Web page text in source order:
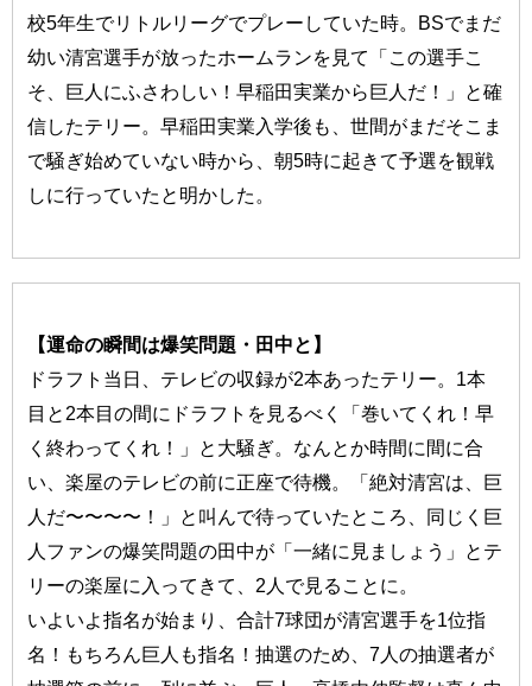
校5年生でリトルリーグでプレーしていた時。BSでまだ
幼い清宮選手が放ったホームランを見て「この選手こ
そ、巨人にふさわしい！早稲田実業から巨人だ！」と確
信したテリー。早稲田実業入学後も、世間がまだそこま
で騒ぎ始めていない時から、朝5時に起きて予選を観戦
しに行っていたと明かした。
【運命の瞬間は爆笑問題・田中と】
ドラフト当日、テレビの収録が2本あったテリー。1本
目と2本目の間にドラフトを見るべく「巻いてくれ！早
く終わってくれ！」と大騒ぎ。なんとか時間に間に合
い、楽屋のテレビの前に正座で待機。「絶対清宮は、巨
人だ〜〜〜〜！」と叫んで待っていたところ、同じく巨
人ファンの爆笑問題の田中が「一緒に見ましょう」とテ
リーの楽屋に入ってきて、2人で見ることに。
いよいよ指名が始まり、合計7球団が清宮選手を1位指
名！もちろん巨人も指名！抽選のため、7人の抽選者が